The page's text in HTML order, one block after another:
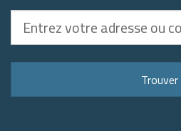
votre
Trouver